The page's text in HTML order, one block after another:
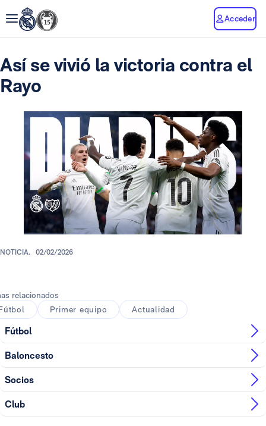
Acceder
Así se vivió la victoria contra el
Rayo
NOTICIA. 02/02/2026
relacionados
Primer equipo Actualidad
Fútbol
Baloncesto
Socios
Club